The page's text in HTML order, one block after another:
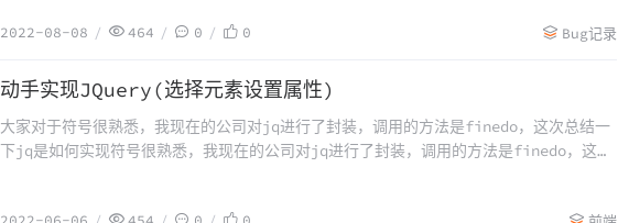
2022-08-08 464 0 0 Bug记录
2022-06-06
动手实现JQuery(选择元素设置属性)
大家对于符号很熟悉，我现在的公司对jq进行了封装，调用的方法是finedo，这次总结一
下jq是如何实现符号很熟悉，我现在的公司对jq进行了封装，调用的方法是finedo，这次